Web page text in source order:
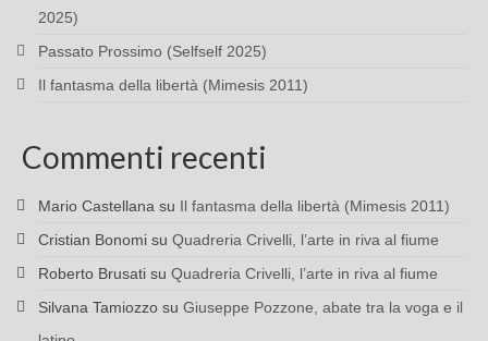
2025)
Passato Prossimo (Selfself 2025)
Il fantasma della libertà (Mimesis 2011)
Commenti recenti
Mario Castellana su Il fantasma della libertà (Mimesis 2011)
Cristian Bonomi su Quadreria Crivelli, l’arte in riva al fiume
Roberto Brusati su Quadreria Crivelli, l’arte in riva al fiume
Silvana Tamiozzo su Giuseppe Pozzone, abate tra la voga e il